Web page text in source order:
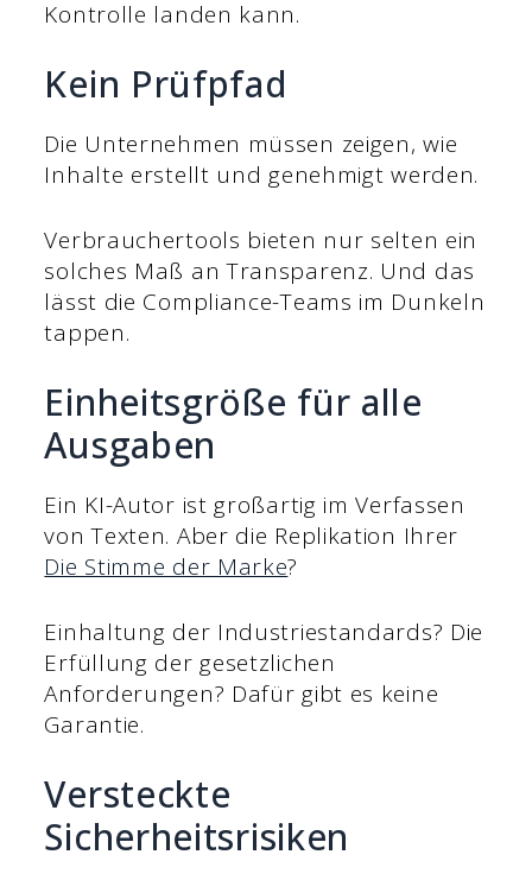
Kontrolle landen kann.
Kein Prüfpfad
Die Unternehmen müssen zeigen, wie
Inhalte erstellt und genehmigt werden.
Verbrauchertools bieten nur selten ein
solches Maß an Transparenz. Und das
lässt die Compliance-Teams im Dunkeln
tappen.
Einheitsgröße für alle
Ausgaben
Ein KI-Autor ist großartig im Verfassen
von Texten. Aber die Replikation Ihrer
Die Stimme der Marke?
Einhaltung der Industriestandards? Die
Erfüllung der gesetzlichen
Anforderungen? Dafür gibt es keine
Garantie.
Versteckte
Sicherheitsrisiken